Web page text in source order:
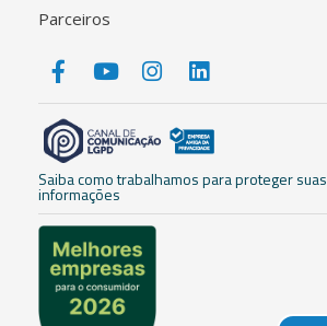
Parceiros
Saiba como trabalhamos para proteger suas
informações